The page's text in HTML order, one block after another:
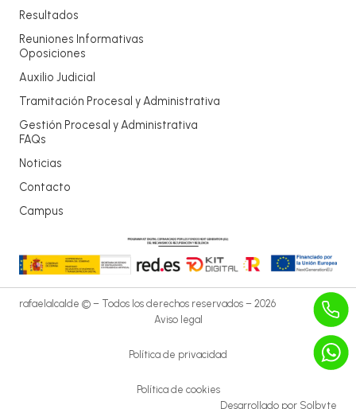
Resultados
Reuniones Informativas
Oposiciones
Auxilio Judicial
Tramitación Procesal y Administrativa
Gestión Procesal y Administrativa
FAQs
Noticias
Contacto
Campus
rafaelalcalde © – Todos los derechos reservados – 2026
Aviso legal
Política de privacidad
Política de cookies
Desarrollado por Solbyte